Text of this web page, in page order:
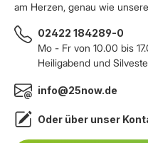
am Herzen, genau wie
02422 184289-0
Mo - Fr von 10.00 bis
Heiligabend und
info@25now.de
Oder über unser